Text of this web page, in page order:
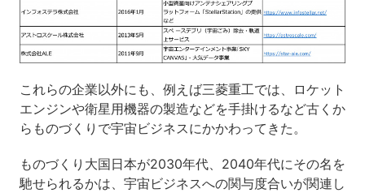
これらの企業以外にも、例えば三菱重工では、ロケット
エンジンや衛星用機器の製造などを手掛けるなど古くか
らものづくりで宇宙ビジネスにかかわってきた。
ものづくり大国日本が2030年代、2040年代にその名を
馳せられるかは、宇宙ビジネスへの関与度合いが関連し